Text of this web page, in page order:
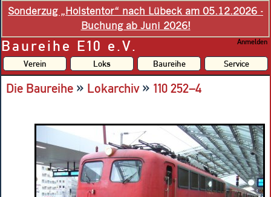
Sonderzug „Holstentor“ nach Lübeck am 05.12.2026 -
Buchung ab Juni 2026!
Baureihe E10 e.V. Anmelden
Verein Loks Baureihe Service
Die Baureihe » Lokarchiv» 110 252–4